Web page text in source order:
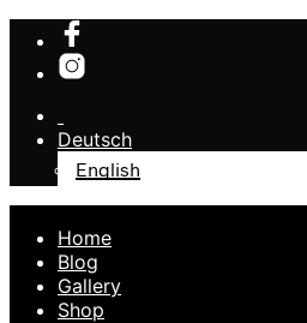
Deutsch
English
Home
Blog
Gallery
Shop